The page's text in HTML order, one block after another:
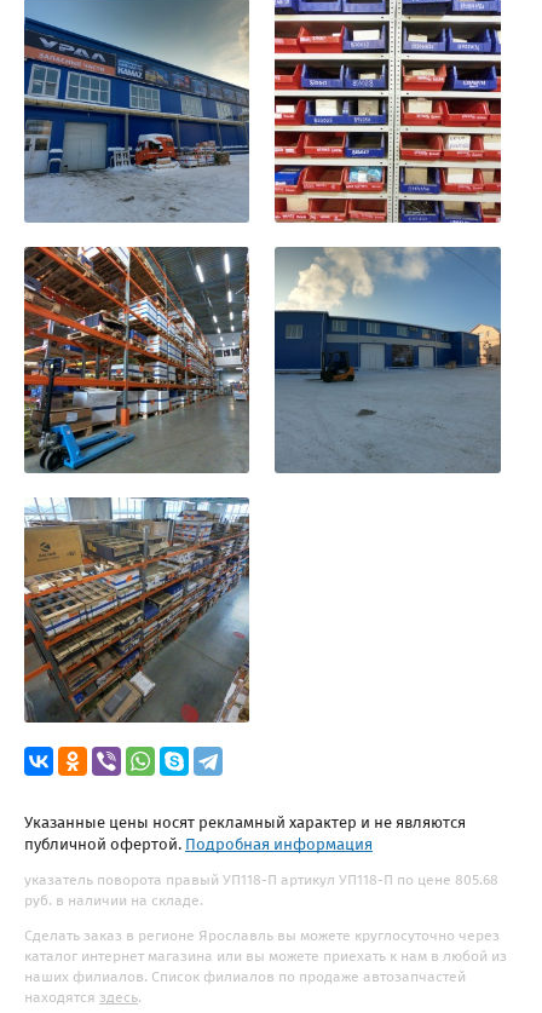
Указанные цены носят рекламный характер и не являются
публичной офертой. Подробная информация
указатель поворота правый УП118-П артикул УП118-П по цене 805.68
руб. в наличии на складе.
Сделать заказ в регионе Ярославль вы можете круглосуточно через
каталог интернет магазина или вы можете приехать к нам в любой из
наших филиалов. Список филиалов по продаже автозапчастей
находятся здесь.